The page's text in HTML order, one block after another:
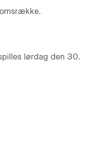
lørdag den 30.